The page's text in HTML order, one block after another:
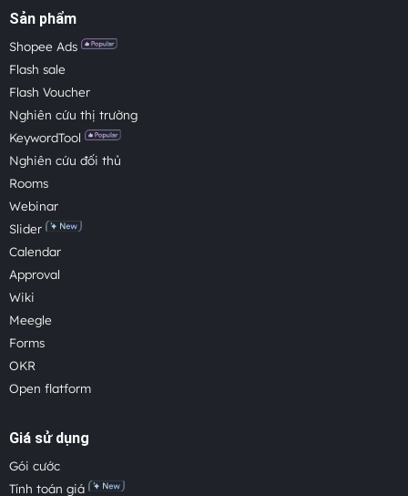
Sản phẩm
Shopee Ads
Flash sale
Flash Voucher
Nghiên cứu thị trường
KeywordTool
Nghiên cứu đối thủ
Rooms
Webinar
Slider
Calendar
Approval
Wiki
Meegle
Forms
OKR
Open flatform
Giá sử dụng
Gói cước
Tính toán giá